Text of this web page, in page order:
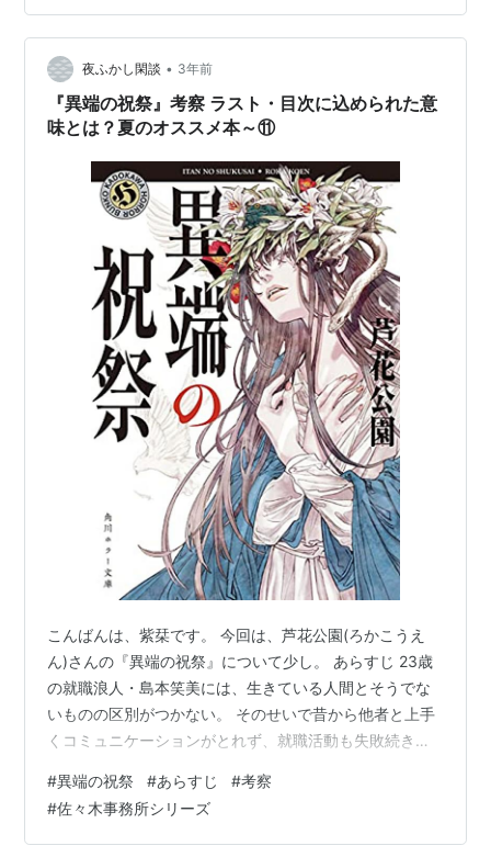
ズ。 どの本も300ページほどで、“怖すぎない”のも読み
やすいですね。 主要人物は佐々木事務所所長の佐々木る
みと、その助手の青山幸喜。 るみは小太りで一見年齢も
性別も不詳気味の三十代前半の女性で…
夜ふかし閑談 • 3年前
『異端の祝祭』考察 ラスト・目次に込められた意
味とは？夏のオススメ本～⑪
こんばんは、紫栞です。 今回は、芦花公園(ろかこうえ
ん)さんの『異端の祝祭』について少し。 あらすじ 23歳
の就職浪人・島本笑美には、生きている人間とそうでな
いものの区別がつかない。 そのせいで昔から他者と上手
くコミュニケーションがとれず、就職活動も失敗続きだ
食品の面接を受けたところ、社員から「社長」と呼ばれ
るどう見ても十代ほどの青年・ヤンに気に入られ、内定
を得る。 次の日、研修だといわれて指定された場所に行
#異端の祝祭 #あらすじ #考察
#佐々木事務所シリーズ